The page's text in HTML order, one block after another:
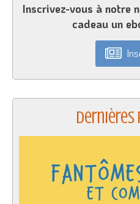
Inscrivez-vous à notre
cadeau un